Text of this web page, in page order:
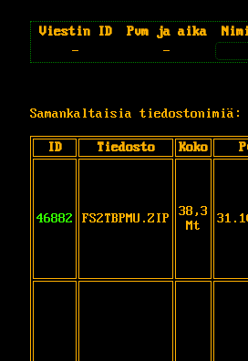
Viestin ID Pvm ja aika
-
-
Samankaltaisia tiedostonimiä:
ID Tiedosto Koko
46882 FS2TBPMU.ZIP
38,3
Mt